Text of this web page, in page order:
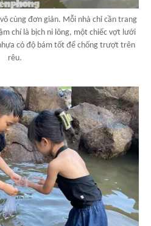
cùng đơn giản. Mỗi nhà chỉ cần trang
chí là bịch ni lông, một chiếc vợt lưới
có độ bám tốt để chống trượt trên
rêu.